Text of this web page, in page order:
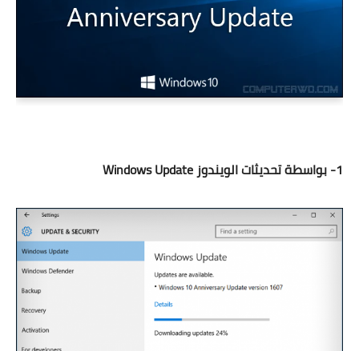
1- بواسطة تحديثات الويندوز Windows Update